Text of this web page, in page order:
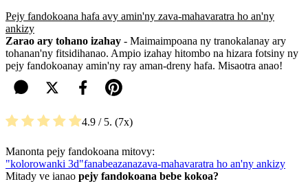
Pejy fandokoana hafa avy amin'ny zava-mahavaratra ho an'ny
ankizy
Zarao ary tohano izahay - Maimaimpoana ny tranokalanay ary
tohanan'ny fitsidihanao. Ampio izahay hitombo na hizara fotsiny ny
pejy fandokoanay amin'ny ray aman-dreny hafa. Misaotra anao!
4.9 / 5. 7
Manonta pejy fandokoana mitovy:
"kolorowanki 3d"fanabeazanazava-mahavaratra ho an'ny ankizy
Mitady ve ianao pejy fandokoana bebe kokoa?